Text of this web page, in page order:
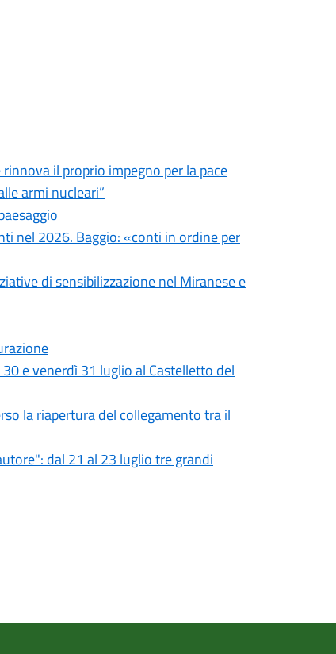
il proprio impegno per la pace
armi nucleari”
nel 2026. Baggio: «conti in ordine per
di sensibilizzazione nel Miranese e
30 e venerdì 31 luglio al Castelletto del
la riapertura del collegamento tra il
dal 21 al 23 luglio tre grandi